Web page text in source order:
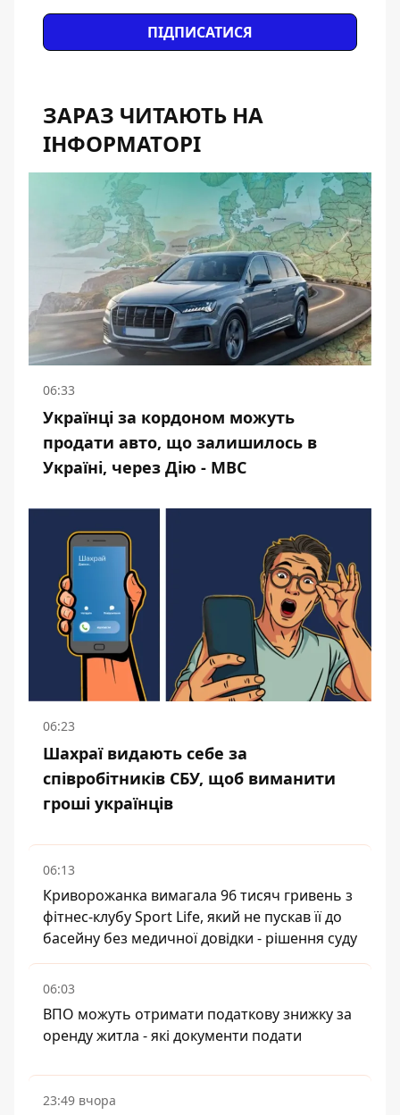
ПІДПИСАТИСЯ
ЗАРАЗ ЧИТАЮТЬ НА
ІНФОРМАТОРІ
06:33
Українці за кордоном можуть
продати авто, що залишилось в
Україні, через Дію - МВС
06:23
Шахраї видають себе за
співробітників СБУ, щоб виманити
гроші українців
06:13
Криворожанка вимагала 96 тисяч гривень з
фітнес-клубу Sport Life, який не пускав її до
басейну без медичної довідки - рішення суду
06:03
ВПО можуть отримати податкову знижку за
оренду житла - які документи подати
23:49 вчора